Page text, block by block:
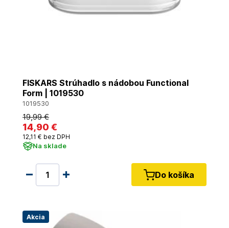
FISKARS Strúhadlo s nádobou Functional
Form | 1019530
1019530
19,99 €
14,90 €
12,11 € bez DPH
Na sklade
Do košíka
Akcia